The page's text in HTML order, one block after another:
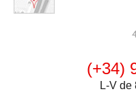
(+34)
L-V de